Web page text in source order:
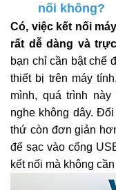
nối không?
Có, việc kết nối
rất dễ dàng và
bạn chỉ cần bật chế
thiết bị trên máy
mình, quá trình
nghe không dây.
thứ còn đơn giản
đế sạc vào cổng
kết nối mà không